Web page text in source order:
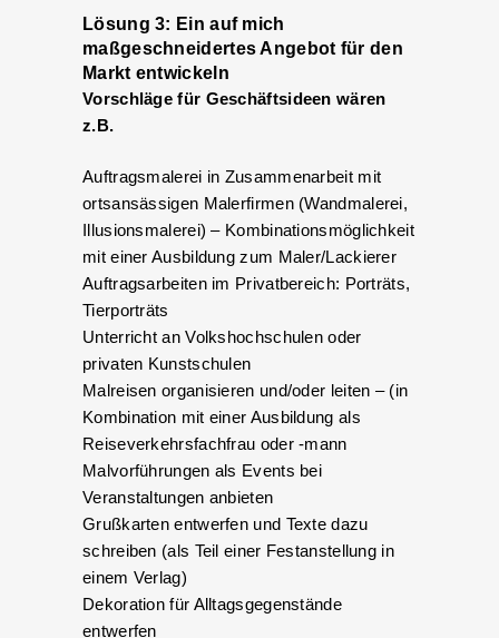
Lösung 3: Ein auf mich
maßgeschneidertes Angebot für den
Markt entwickeln
Vorschläge für Geschäftsideen wären
z.B.
Auftragsmalerei in Zusammenarbeit mit
ortsansässigen Malerfirmen (Wandmalerei,
Illusionsmalerei) – Kombinationsmöglichkeit
mit einer Ausbildung zum Maler/Lackierer
Auftragsarbeiten im Privatbereich: Porträts,
Tierporträts
Unterricht an Volkshochschulen oder
privaten Kunstschulen
Malreisen organisieren und/oder leiten – (in
Kombination mit einer Ausbildung als
Reiseverkehrsfachfrau oder -mann
Malvorführungen als Events bei
Veranstaltungen anbieten
Grußkarten entwerfen und Texte dazu
schreiben (als Teil einer Festanstellung in
einem Verlag)
Dekoration für Alltagsgegenstände
entwerfen